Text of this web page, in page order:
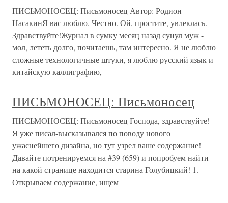
ПИСЬМОНОСЕЦ: Письмоносец Автор: Родион
НасакинЯ вас люблю. Честно. Ой, простите, увлеклась.
Здравствуйте!Журнал в сумку месяц назад сунул муж -
мол, лететь долго, почитаешь, там интересно. Я не люблю
сложные технологичные штуки, я люблю русский язык и
китайскую каллиграфию,
ПИСЬМОНОСЕЦ: Письмоносец
ПИСЬМОНОСЕЦ: Письмоносец Господа, здравствуйте!
Я уже писал-высказывался по поводу нового
ужаснейшего дизайна, но тут узрел ваше содержание!
Давайте потренируемся на #39 (659) и попробуем найти
на какой странице находится старина Голубицкий! 1.
Открываем содержание, ищем